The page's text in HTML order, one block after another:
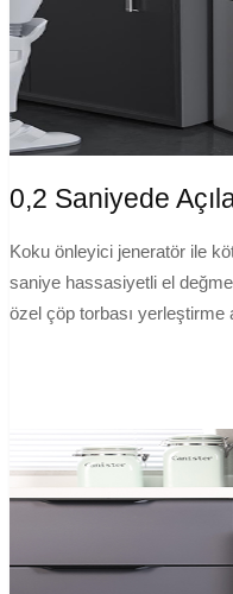
0,2 Saniyede
Koku önleyici jeneratör ile
saniye hassasiyetli el
özel çöp torbası yerleştirme